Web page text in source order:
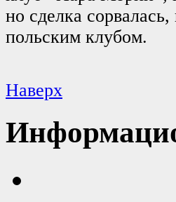
но сделка
польским клубом.
Наверх